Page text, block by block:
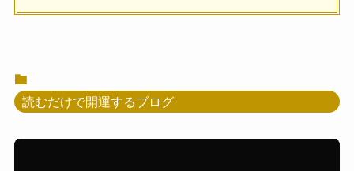
読むだけで開運するブログ